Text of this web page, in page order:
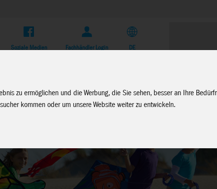
zu ermöglichen und die Werbung, die Sie sehen, besser an Ihre
kommen oder um unsere Website weiter zu entwickeln.
Soziale Medien Fachhändler Login DE